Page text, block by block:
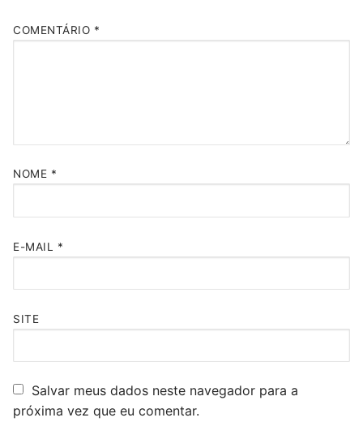
COMENTÁRIO *
NOME *
E-MAIL *
SITE
Salvar meus dados neste navegador para a
próxima vez que eu comentar.